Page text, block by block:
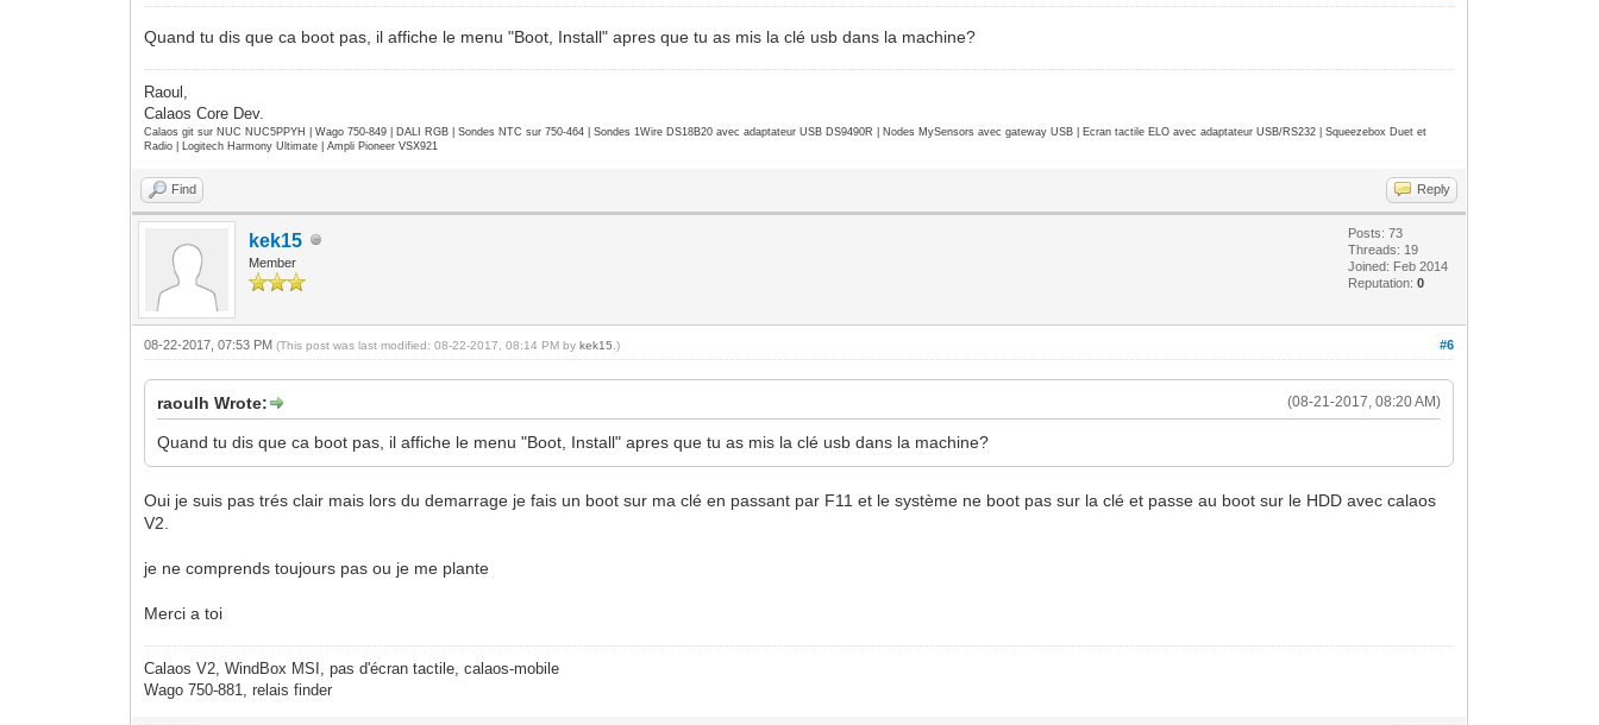
Quand tu dis que ca boot pas, il affiche le menu "Boot, Install" apres que tu as mis la clé usb dans la machine?
Raoul,
Calaos Core Dev.
Calaos git sur NUC NUC5PPYH | Wago 750-849 | DALI RGB | Sondes NTC sur 750-464 | Sondes 1Wire DS18B20 avec adaptateur USB DS9490R | Nodes MySensors avec gateway USB | Ecran tactile ELO avec adaptateur USB/RS232 | Squeezebox Duet et
Radio | Logitech Harmony Ultimate | Ampli Pioneer VSX921
Find Reply
kek15
Member
Posts: 73
Threads: 19
Joined: Feb 2014
Reputation:0
#6
08-22-2017, 07:53 PM(This post was last modified: 08-22-2017, 08:14 PM bykek15 .)
(08-21-2017, 08:20 AM)
raoulh Wrote:
Quand tu dis que ca boot pas, il affiche le menu "Boot, Install" apres que tu as mis la clé usb dans la machine?
Oui je suis pas trés clair mais lors du demarrage je fais un boot sur ma clé en passant par F11 et le système ne boot pas sur la clé et passe au boot sur le HDD avec calaos
V2.
je ne comprends toujours pas ou je me plante
Merci a toi
Calaos V2, WindBox MSI, pas d'écran tactile, calaos-mobile
Wago 750-881, relais finder